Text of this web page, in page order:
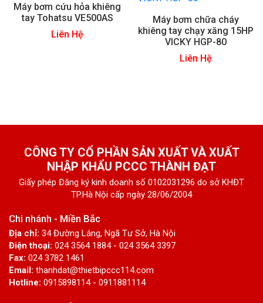
Máy bơm cứu hỏa khiêng
tay Tohatsu VE500AS
Liên Hệ
Máy bơm chữa cháy
khiêng tay chạy xăng 15HP
VICKY HGP-80
Liên Hệ
CÔNG TY CỔ PHẦN SẢN XUẤT VÀ XUẤT
NHẬP KHẨU PCCC THÀNH ĐẠT
Giấy phép Đăng ký kinh doanh số 0102031296 do sở KHĐT
TP.Hà Nội cấp ngày 28/06/2004
Chi nhánh - Miền Bắc
Địa chỉ: 34 Đường Láng, Ngã Tư Sở, Hà Nội
Điện thoại: 024 3564 1884 - 024 3564 3397
Fax: 024 3782 1461
Email: thanhdat@thietbipccc114.com
Hotline: 0915898114 - 0911881114